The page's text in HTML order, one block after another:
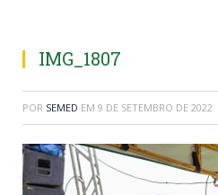
IMG_1807
POR SEMED EM 9 DE SETEMBRO DE 2022